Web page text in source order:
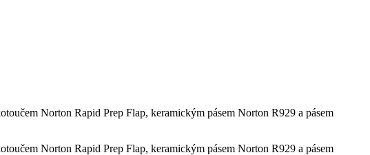
Norton Rapid Prep Flap, keramickým pásem Norton R929 a pásem
Norton Rapid Prep Flap, keramickým pásem Norton R929 a pásem